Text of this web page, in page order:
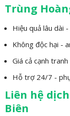
Trùng
Hiệu quả lâu dài
Không độc hại -
Giá cả cạnh
Hỗ trợ 24/7 -
Liên hệ
Biên